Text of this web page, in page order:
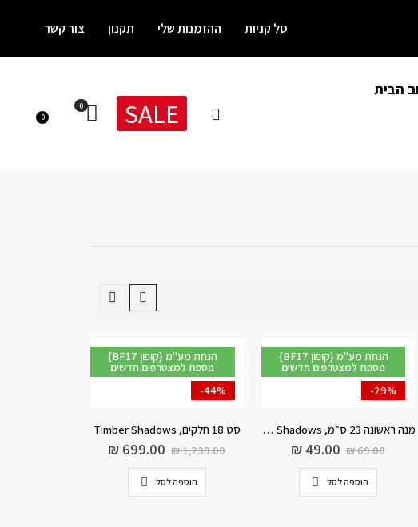
סל קניות ההזמנות שלי תקנון צור קשר
הבית
SALE
0
0
{BF17 קופון} הנחת מע"מ
נוספת למצטרפים חדשים
-29%
מנה ראשונה 23 ס”מ, Timber Shadows
₪69.00
₪ 49.00
הוספה לסל
{BF17 קופון} הנחת מע"מ
נוספת למצטרפים חדשים
-44%
סט 18 חלקים, Timber Shadows
₪1,239.00
₪ 699.00
הוספה לסל